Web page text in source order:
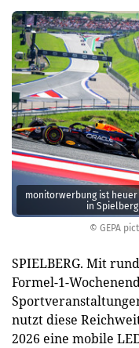
© GEPA
monitorwerbung ist
in
SPIELBERG. Mit
Formel-1-
nutzt diese
2026 eine mobile